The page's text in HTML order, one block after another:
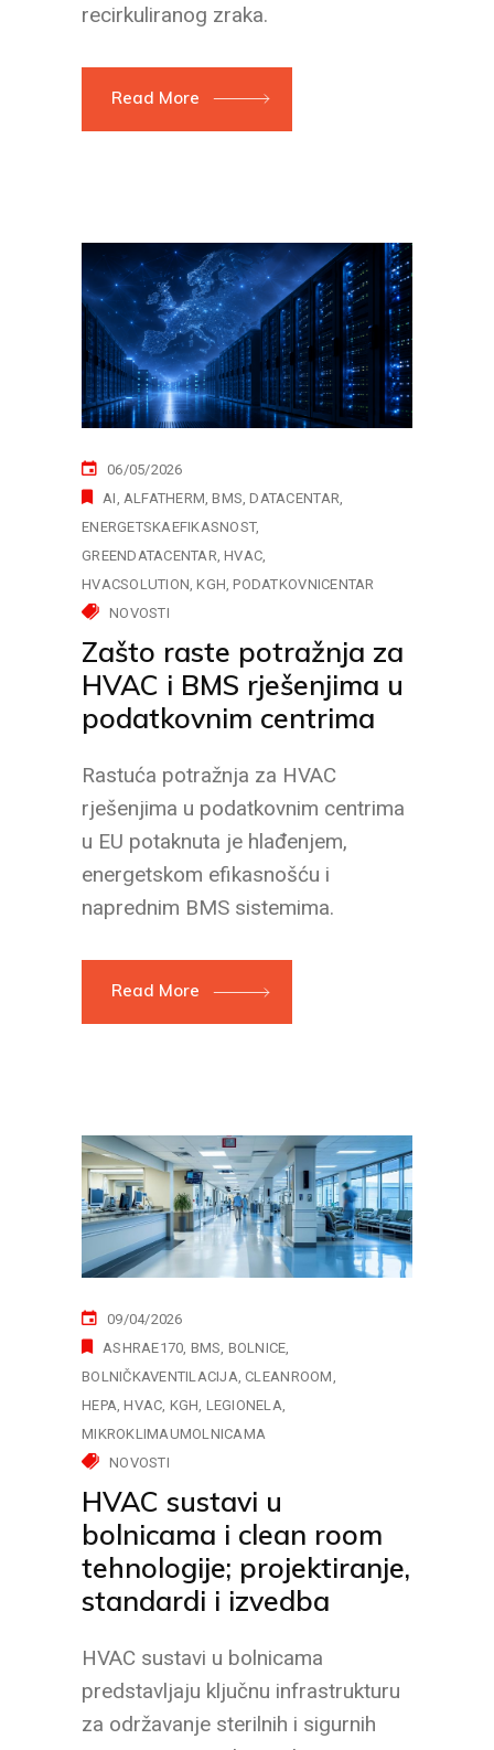
recirkuliranog zraka.
Read More
06/05/2026
AI ALFATHERM BMS DATACENTAR
ENERGETSKAEFIKASNOST
GREENDATACENTAR HVAC
HVACSOLUTION KGH PODATKOVNICENTAR
NOVOSTI
Zašto raste potražnja za
HVAC i BMS rješenjima u
podatkovnim centrima
Rastuća potražnja za HVAC
rješenjima u podatkovnim centrima
u EU potaknuta je hlađenjem,
energetskom efikasnošću i
naprednim BMS sistemima.
Read More
09/04/2026
ASHRAE170 BMS BOLNICE
BOLNIČKAVENTILACIJA CLEANROOM
HEPA HVAC KGH LEGIONELA
MIKROKLIMAUMOLNICAMA
NOVOSTI
HVAC sustavi u
bolnicama i clean room
tehnologije; projektiranje,
standardi i izvedba
HVAC sustavi u bolnicama
predstavljaju ključnu infrastrukturu
za održavanje sterilnih i sigurnih